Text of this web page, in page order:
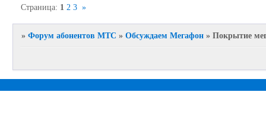
Страница: 1 2 3 »
»Форум абонентов МТС »Обсуждаем Мегафон »Покрытие